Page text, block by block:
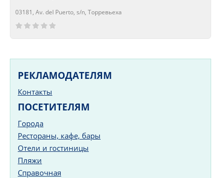
03181, Av. del Puerto, s/n, Торревьеха
Сейчас открыто!
Сейчас закрыто!
РЕКЛАМОДАТЕЛЯМ
Контакты
ПОСЕТИТЕЛЯМ
Города
Рестораны, кафе, бары
Отели и гостиницы
Пляжи
Справочная